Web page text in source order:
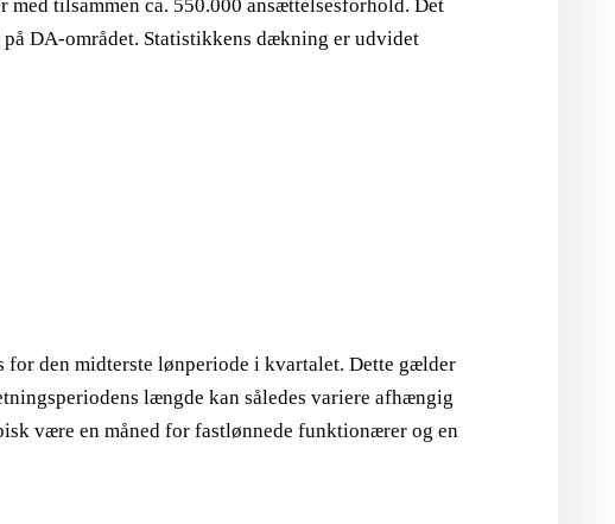
tilsammen ca. 550.000 ansættelsesforhold. Det
DA-området. Statistikkens dækning er udvidet
den midterste lønperiode i kvartalet. Dette gælder
længde kan således variere afhængig
være en måned for fastlønnede funktionærer og en